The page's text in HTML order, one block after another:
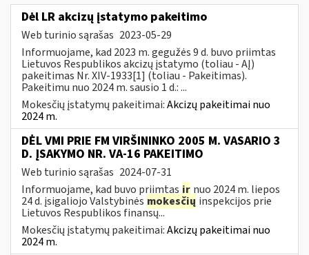
Dėl LR akcizų įstatymo pakeitimo
Web turinio sąrašas 2023-05-29
Informuojame, kad 2023 m. gegužės 9 d. buvo priimtas
Lietuvos Respublikos akcizų įstatymo (toliau - AĮ)
pakeitimas Nr. XIV-1933[1] (toliau - Pakeitimas).
Pakeitimu nuo 2024 m. sausio 1 d.: ...
Mokesčių įstatymų pakeitimai:Akcizų pakeitimai nuo
2024 m.
DĖL VMI PRIE FM VIRŠININKO 2005 M. VASARIO 3
D. ĮSAKYMO NR. VA-16 PAKEITIMO
Web turinio sąrašas 2024-07-31
Informuojame, kad buvo priimtas ir nuo 2024 m. liepos
24 d. įsigaliojo Valstybinės mokesčių inspekcijos prie
Lietuvos Respublikos finansų...
Mokesčių įstatymų pakeitimai:Akcizų pakeitimai nuo
2024 m.